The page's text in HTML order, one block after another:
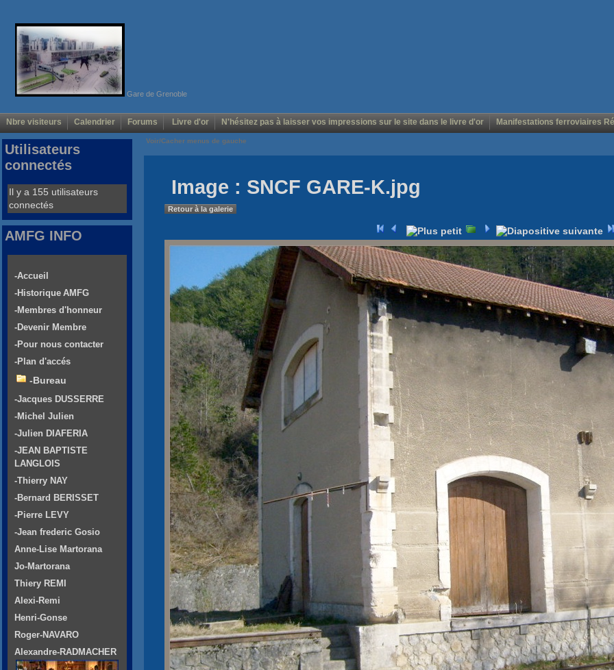
Gare de Grenoble
Nbre visiteurs Calendrier Forums Livre d'or N'hésitez pas à laisser vos impressions sur le site dans le livre d'or Manifestations ferroviaires
Voir/Cacher menus de gauche
Image : SNCF GARE-K.jpg
Retour à la galerie
Utilisateurs
connectés
Il y a 155 utilisateurs
connectés
AMFG INFO
-Accueil
-Historique AMFG
-Membres d'honneur
-Devenir Membre
-Pour nous contacter
-Plan d'accés
-Bureau
-Jacques DUSSERRE
-Michel Julien
-Julien DIAFERIA
-JEAN BAPTISTE
LANGLOIS
-Thierry NAY
-Bernard BERISSET
-Pierre LEVY
-Jean frederic Gosio
Anne-Lise Martorana
Jo-Martorana
Thiery REMI
Alexi-Remi
Henri-Gonse
Roger-NAVARO
Alexandre-RADMACHER